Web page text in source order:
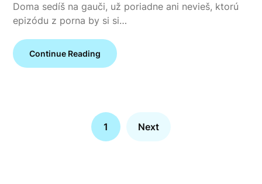
Doma sedíš na gauči, už poriadne ani nevieš, ktorú
epizódu z porna by si si…
Continue Reading
1 Next